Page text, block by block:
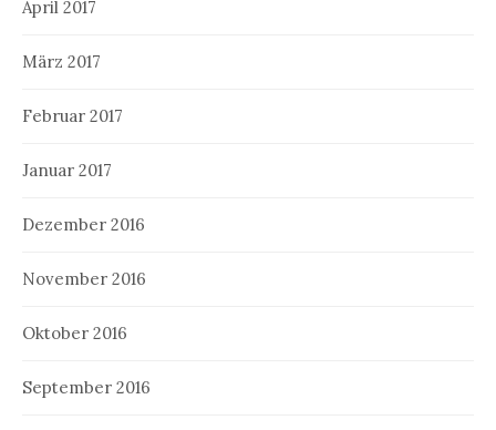
April 2017
März 2017
Februar 2017
Januar 2017
Dezember 2016
November 2016
Oktober 2016
September 2016